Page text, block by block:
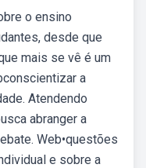
o ensino
desde que
mais se vê é um
a
Atendendo
abranger a
Web•questões
e sobre a